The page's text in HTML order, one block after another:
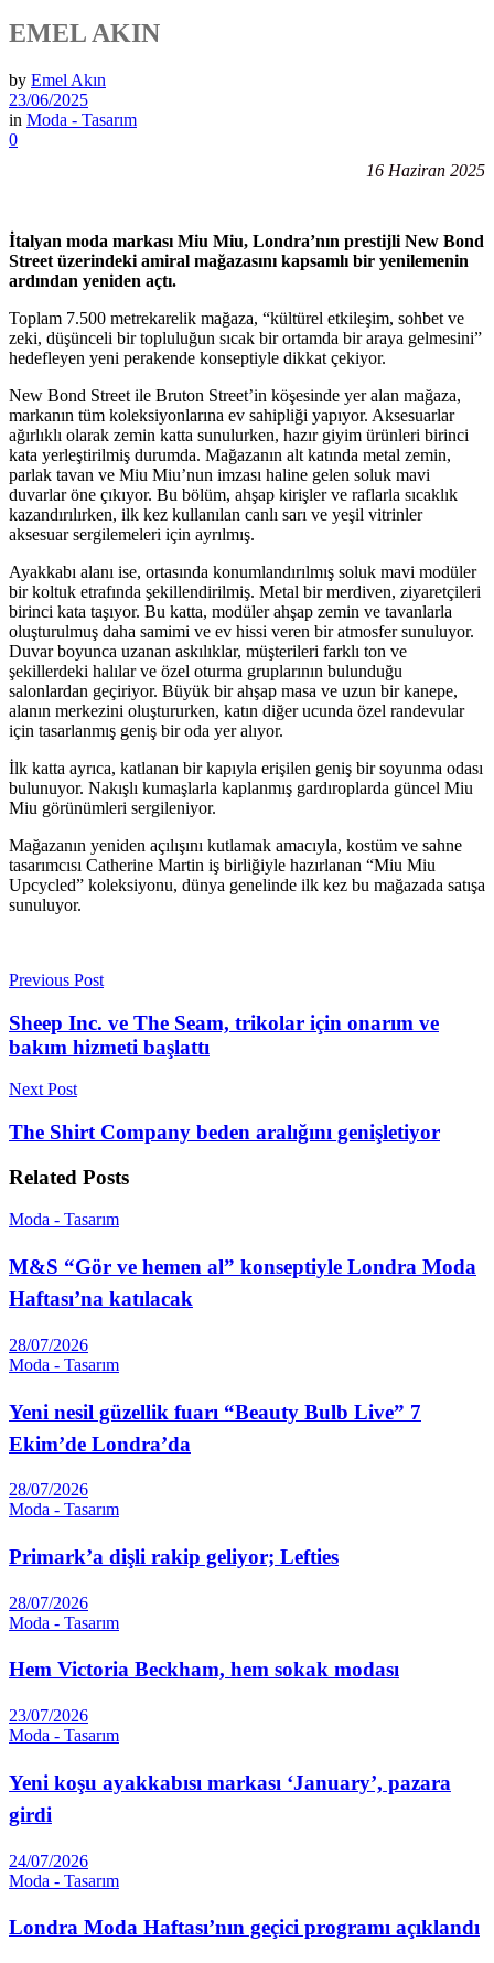
EMEL AKIN
by Emel Akın
23/06/2025
in Moda - Tasarım
0
16 Haziran 2025
İtalyan moda markası Miu Miu, Londra’nın prestijli New Bond
Street üzerindeki amiral mağazasını kapsamlı bir yenilemenin
ardından yeniden açtı.
Toplam 7.500 metrekarelik mağaza, “kültürel etkileşim, sohbet ve
zeki, düşünceli bir topluluğun sıcak bir ortamda bir araya gelmesini”
hedefleyen yeni perakende konseptiyle dikkat çekiyor.
New Bond Street ile Bruton Street’in köşesinde yer alan mağaza,
markanın tüm koleksiyonlarına ev sahipliği yapıyor. Aksesuarlar
ağırlıklı olarak zemin katta sunulurken, hazır giyim ürünleri birinci
kata yerleştirilmiş durumda. Mağazanın alt katında metal zemin,
parlak tavan ve Miu Miu’nun imzası haline gelen soluk mavi
duvarlar öne çıkıyor. Bu bölüm, ahşap kirişler ve raflarla sıcaklık
kazandırılırken, ilk kez kullanılan canlı sarı ve yeşil vitrinler
aksesuar sergilemeleri için ayrılmış.
Ayakkabı alanı ise, ortasında konumlandırılmış soluk mavi modüler
bir koltuk etrafında şekillendirilmiş. Metal bir merdiven, ziyaretçileri
birinci kata taşıyor. Bu katta, modüler ahşap zemin ve tavanlarla
oluşturulmuş daha samimi ve ev hissi veren bir atmosfer sunuluyor.
Duvar boyunca uzanan askılıklar, müşterileri farklı ton ve
şekillerdeki halılar ve özel oturma gruplarının bulunduğu
salonlardan geçiriyor. Büyük bir ahşap masa ve uzun bir kanepe,
alanın merkezini oluştururken, katın diğer ucunda özel randevular
için tasarlanmış geniş bir oda yer alıyor.
İlk katta ayrıca, katlanan bir kapıyla erişilen geniş bir soyunma odası
bulunuyor. Nakışlı kumaşlarla kaplanmış gardıroplarda güncel Miu
Miu görünümleri sergileniyor.
Mağazanın yeniden açılışını kutlamak amacıyla, kostüm ve sahne
tasarımcısı Catherine Martin iş birliğiyle hazırlanan “Miu Miu
Upcycled” koleksiyonu, dünya genelinde ilk kez bu mağazada satışa
sunuluyor.
Previous Post
Sheep Inc. ve The Seam, trikolar için onarım ve
bakım hizmeti başlattı
Next Post
The Shirt Company beden aralığını genişletiyor
Related Posts
Moda - Tasarım
M&S “Gör ve hemen al” konseptiyle Londra Moda
Haftası’na katılacak
28/07/2026
Moda - Tasarım
Yeni nesil güzellik fuarı “Beauty Bulb Live” 7
Ekim’de Londra’da
28/07/2026
Moda - Tasarım
Primark’a dişli rakip geliyor; Lefties
28/07/2026
Moda - Tasarım
Hem Victoria Beckham, hem sokak modası
23/07/2026
Moda - Tasarım
Yeni koşu ayakkabısı markası ‘January’, pazara
girdi
24/07/2026
Moda - Tasarım
Londra Moda Haftası’nın geçici programı açıklandı